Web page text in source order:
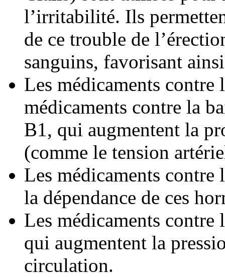
l’irritabilité. Ils
de ce trouble de
sanguins, favorisant
Les médicaments contre
médicaments contre la
B1, qui augmentent la
(comme le tension
Les médicaments contre
la dépendance de ces
Les médicaments contre
qui augmentent la
circulation.